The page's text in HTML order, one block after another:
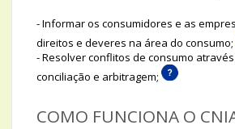
- Informar os consumidores e as
direitos e deveres na área do consumo;
- Resolver conflitos de consumo
conciliação e arbitragem;
COMO FUNCIONA O